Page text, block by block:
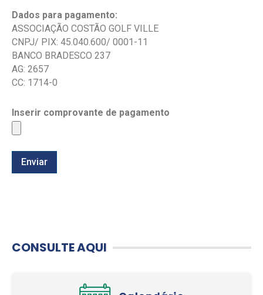
Dados para pagamento:
ASSOCIAÇÃO COSTÃO GOLF VILLE
CNPJ/ PIX: 45.040.600/ 0001-11
BANCO BRADESCO 237
AG: 2657
CC: 1714-0
Inserir comprovante de pagamento
Enviar
CONSULTE AQUI